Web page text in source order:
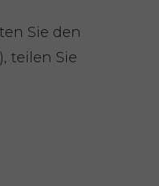
Sie den
teilen Sie